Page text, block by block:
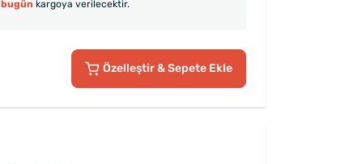
bugün kargoya verilecektir.
Özelleştir& Sepete Ekle